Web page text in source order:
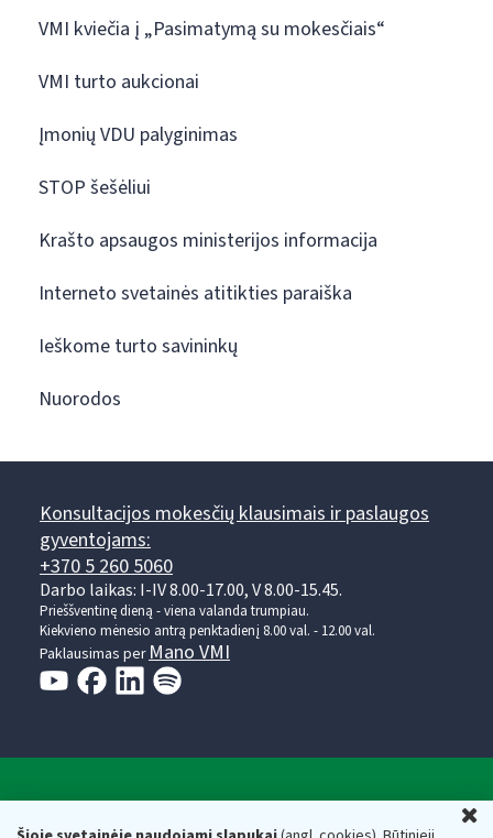
VMI kviečia į „Pasimatymą su mokesčiais“
VMI turto aukcionai
Įmonių VDU palyginimas
STOP šešėliui
Krašto apsaugos ministerijos informacija
Interneto svetainės atitikties paraiška
Ieškome turto savininkų
Nuorodos
Konsultacijos mokesčių klausimais ir paslaugos
gyventojams:
+370 5 260 5060
Darbo laikas: I-IV 8.00-17.00, V 8.00-15.45.
Prieššventinę dieną - viena valanda trumpiau.
Kiekvieno mėnesio antrą penktadienį 8.00 val. - 12.00 val.
Paklausimas per Mano VMI